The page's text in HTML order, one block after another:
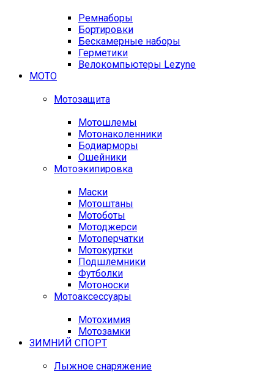
Ремнаборы
Бортировки
Бескамерные наборы
Герметики
Велокомпьютеры Lezyne
МОТО
Мотозащита
Мотошлемы
Мотонаколенники
Бодиарморы
Ошейники
Мотоэкипировка
Маски
Мотоштаны
Мотоботы
Мотоджерси
Мотоперчатки
Мотокуртки
Подшлемники
Футболки
Мотоноски
Мотоаксессуары
Мотохимия
Мотозамки
ЗИМНИЙ СПОРТ
Лыжное снаряжение